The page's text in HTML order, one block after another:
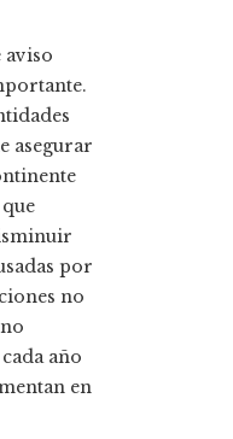
aviso
asegurar
por
no
año
en